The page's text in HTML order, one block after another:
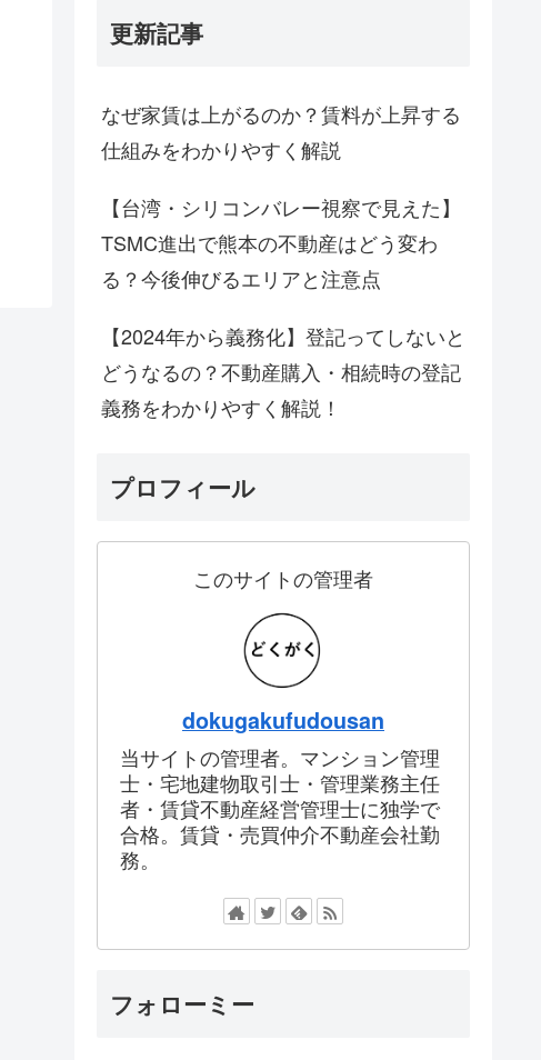
更新記事
なぜ家賃は上がるのか？賃料が上昇する
仕組みをわかりやすく解説
【台湾・シリコンバレー視察で見えた】
TSMC進出で熊本の不動産はどう変わ
る？今後伸びるエリアと注意点
【2024年から義務化】登記ってしないと
どうなるの？不動産購入・相続時の登記
義務をわかりやすく解説！
プロフィール
このサイトの管理者
dokugakufudousan
当サイトの管理者。マンション管理
士・宅地建物取引士・管理業務主任
者・賃貸不動産経営管理士に独学で
合格。賃貸・売買仲介不動産会社勤
務。
フォローミー